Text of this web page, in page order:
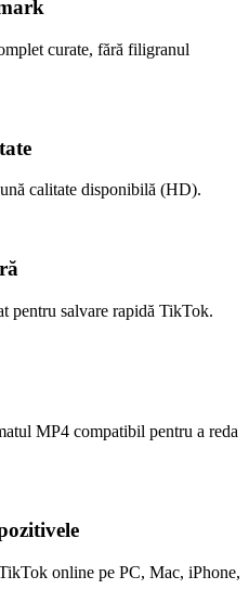
curate, fără filigranul
calitate disponibilă (HD).
pentru salvare rapidă TikTok.
MP4 compatibil pentru a reda
online pe PC, Mac, iPhone,